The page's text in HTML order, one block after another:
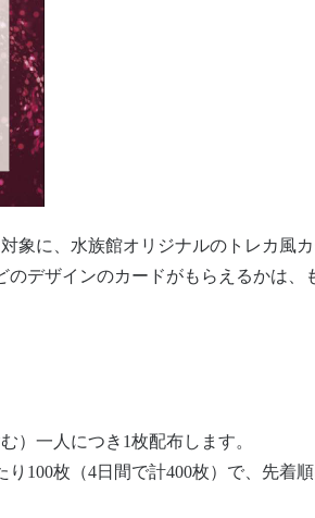
象に、水族館オリジナルのトレカ風
デザインのカードがもらえるかは、
）一人につき1枚配布します。
100枚（4日間で計400枚）で、先着